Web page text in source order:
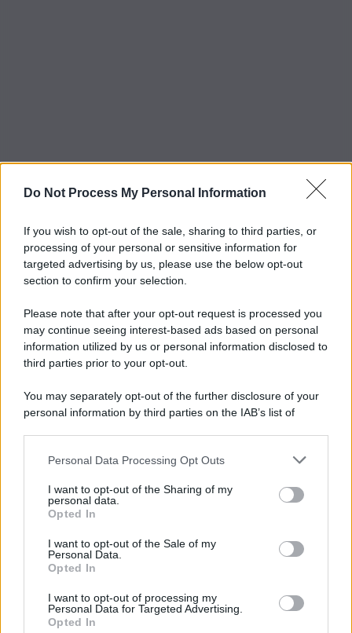
Do Not Process My Personal Information
If you wish to opt-out of the sale, sharing to third parties, or
processing of your personal or sensitive information for
targeted advertising by us, please use the below opt-out
section to confirm your selection.
Please note that after your opt-out request is processed you
may continue seeing interest-based ads based on personal
information utilized by us or personal information disclosed to
third parties prior to your opt-out.
You may separately opt-out of the further disclosure of your
personal information by third parties on the IAB’s list of
This information may also be disclosed by us to third parties
disclose it to other third parties.
Personal Data Processing Opt Outs
I want to opt-out of the Sharing of my
personal data.
Opted In
I want to opt-out of the Sale of my
Personal Data.
Opted In
I want to opt-out of processing my
Personal Data for Targeted Advertising.
Opted In